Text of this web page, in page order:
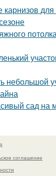
карнизов
небольшой
сад на
соглашение